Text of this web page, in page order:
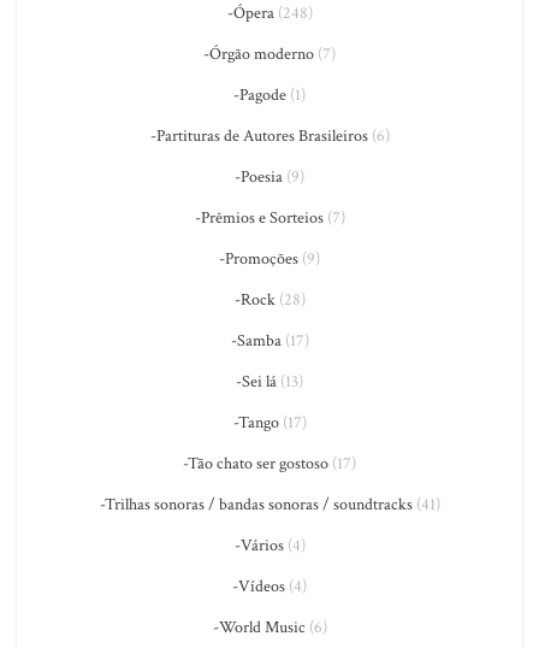
-Ópera(248)
-Órgão moderno (7)
-Pagode (1)
-Partituras de Autores Brasileiros(6)
-Poesia (9)
-Prêmios e Sorteios(7)
-Promoções (9)
-Rock(28)
-Samba(17)
-Sei lá (13)
-Tango(17)
-Tão chato ser gostoso (17)
-Trilhas sonoras / bandas sonoras / soundtracks(41)
-Vários(4)
-Vídeos (4)
-World Music (6)